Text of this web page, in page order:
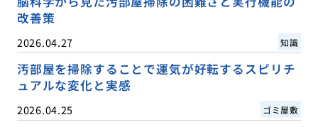
改善策
2026.04.27 知識
汚部屋を掃除することで運気が好転するスピリチ
ュアルな変化と実感
2026.04.25 ゴミ屋敷